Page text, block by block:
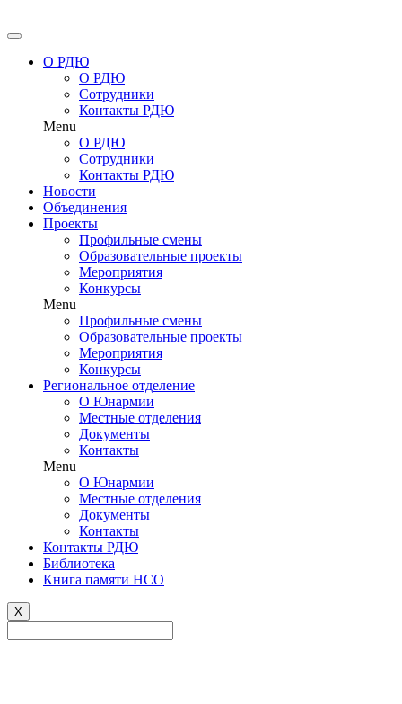
к
О РДЮ
О РДЮ
Сотрудники
Контакты РДЮ
Menu
О РДЮ
Сотрудники
Контакты РДЮ
Новости
Объединения
Проекты
Профильные смены
Образовательные проекты
Мероприятия
Конкурсы
Menu
Профильные смены
Образовательные проекты
Мероприятия
Конкурсы
Региональное отделение
О Юнармии
Местные отделения
Документы
Контакты
Menu
О Юнармии
Местные отделения
Документы
Контакты
Контакты РДЮ
Библиотека
Книга памяти НСО
X